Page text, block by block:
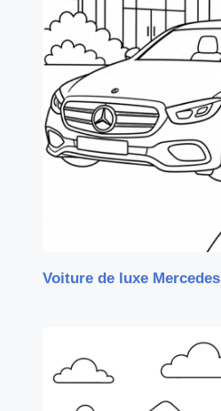
Voiture de luxe Mercedes